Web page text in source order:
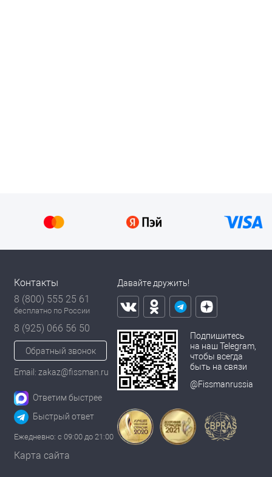
Контакты
8 (800) 555 25 61
бесплатно по России
8 (925) 066 56 50
Обратный звонок
Email: zakaz@fissman.ru
Ответим быстрее
Быстрый ответ
Ежедневно: с 09:00 до 21:00
Карта сайта
Давайте дружить!
Подпишитесь
на наш Telegram,
чтобы всегда
быть на связи
@Fissmanrussia